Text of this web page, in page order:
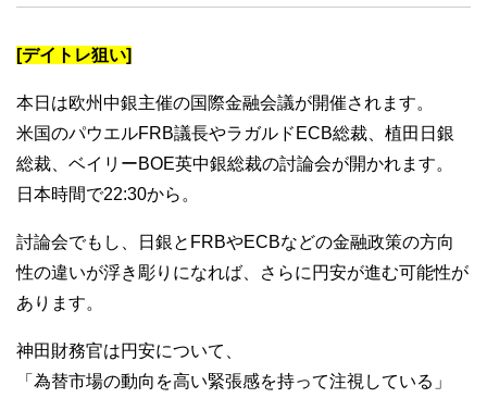
[デイトレ狙い]
本日は欧州中銀主催の国際金融会議が開催されます。
米国のパウエルFRB議長やラガルドECB総裁、植田日銀
総裁、ベイリーBOE英中銀総裁の討論会が開かれます。
日本時間で22:30から。
討論会でもし、日銀とFRBやECBなどの金融政策の方向
性の違いが浮き彫りになれば、さらに円安が進む可能性が
あります。
神田財務官は円安について、
「為替市場の動向を高い緊張感を持って注視している」